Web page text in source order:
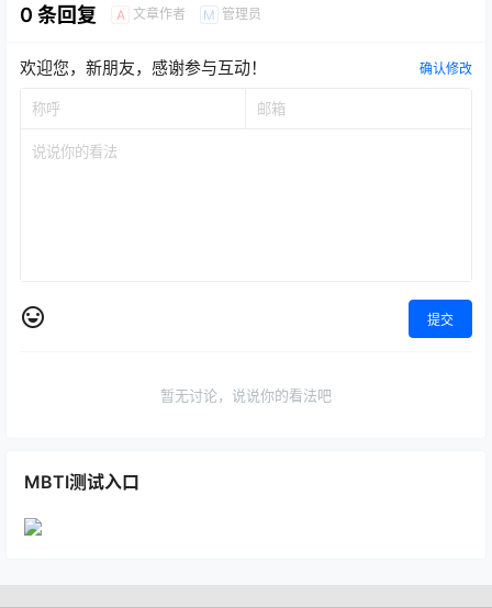
0 条回复 A 文章作者 M 管理员
欢迎您，新朋友，感谢参与互动！ 确认修改
提交
暂无讨论，说说你的看法吧
MBTI测试入口